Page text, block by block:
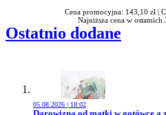
Cena promocyjna: 143,10 zł |
Najniższa cena w ostatnich
Ostatnio dodane
05.08.2026 | 18:02
Przejdź do artykułu: